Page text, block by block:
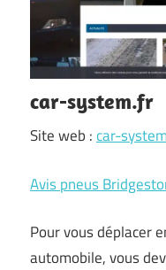
car-system.fr
Site web :car-
Avis pneus
Pour vous déplacer
automobile, vous